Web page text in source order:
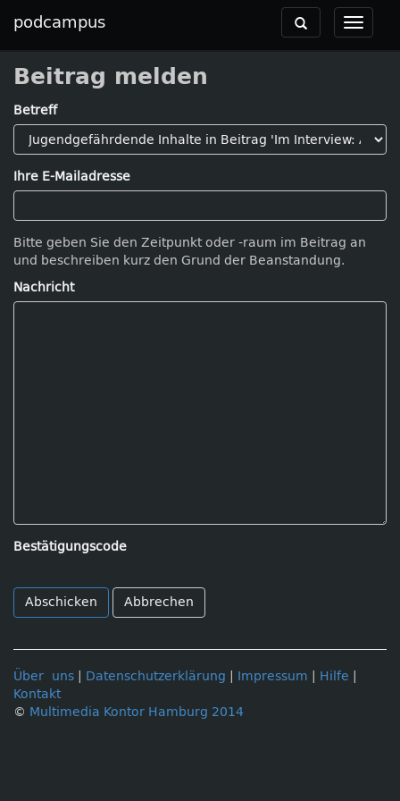
podcampus
Toggle
Toggle
navigation
Beitrag melden
Betreff
Ihre E-Mailadresse
Bitte geben Sie den Zeitpunkt oder -raum im Beitrag an
und beschreiben kurz den Grund der Beanstandung.
Nachricht
Bestätigungscode
Abbrechen
Über uns Datenschutzerklärung Impressum Hilfe
Kontakt
© Multimedia Kontor Hamburg 2014